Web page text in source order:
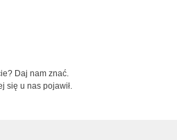
Daj nam znać.
się u nas pojawił.